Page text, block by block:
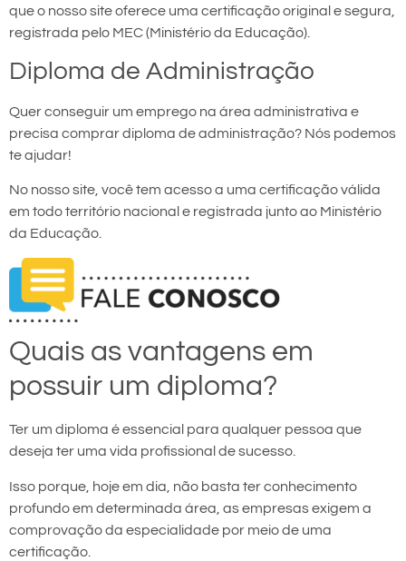
que o nosso site oferece uma certificação original e segura,
registrada pelo MEC (Ministério da Educação).
Diploma de Administração
Quer conseguir um emprego na área administrativa e
precisa comprar diploma de administração? Nós podemos
te ajudar!
No nosso site, você tem acesso a uma certificação válida
em todo território nacional e registrada junto ao Ministério
da Educação.
Quais as vantagens em
possuir um diploma?
Ter um diploma é essencial para qualquer pessoa que
deseja ter uma vida profissional de sucesso.
Isso porque, hoje em dia, não basta ter conhecimento
profundo em determinada área, as empresas exigem a
comprovação da especialidade por meio de uma
certificação.